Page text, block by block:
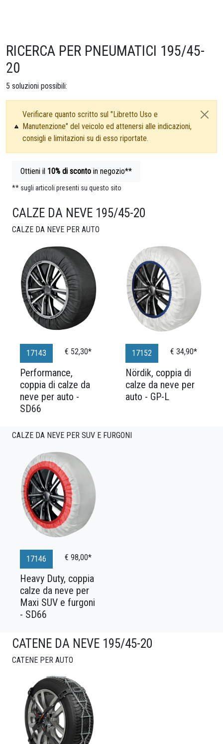
RICERCA PER PNEUMATICI 195/45-
20
5 soluzioni possibili:
Verificare quanto scritto sul "Libretto Uso e
Manutenzione" del veicolo ed attenersi alle indicazioni,
consigli e limitazioni su di esso riportate.
CALZE DA NEVE 195/45-20
CALZE DA NEVE PER AUTO
Ottieni il 10% di sconto in negozio**
** sugli articoli presenti su questo sito
17143 € 52,30*
Performance,
coppia di calze da
neve per auto -
SD66
17152 € 34,90*
Nördik, coppia di
calze da neve per
auto - GP-L
CALZE DA NEVE PER SUV E FURGONI
17146 € 98,00*
Heavy Duty, coppia
calze da neve per
Maxi SUV e furgoni
- SD66
CATENE DA NEVE 195/45-20
CATENE PER AUTO